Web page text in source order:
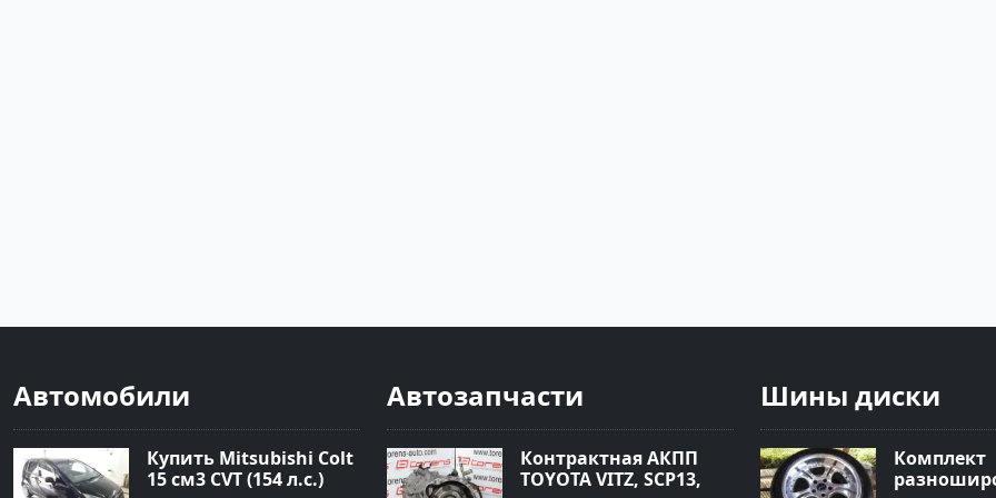
Автомобили
Купить Mitsubishi Colt
15 см3 CVT (154 л.с.)
Автозапчасти
Контрактная АКПП
TOYOTA VITZ, SCP13,
Шины диски
Комплект